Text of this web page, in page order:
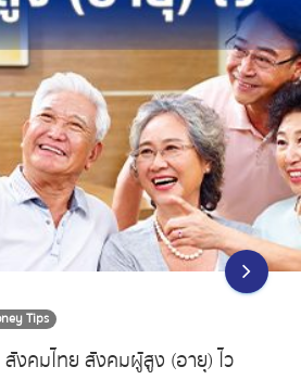
Tips
งคมไทย สังคมผู้สูง (อายุ) ไว